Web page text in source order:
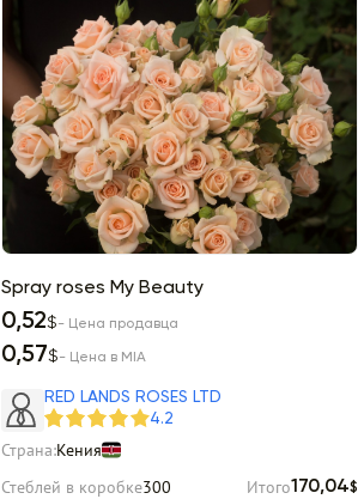
Spray roses My Beauty
0,52$- Цена продавца
0,57$- Цена в MIA
RED LANDS ROSES LTD
4.2
Страна:Кения
Стеблей в коробке300 Итого170,04$